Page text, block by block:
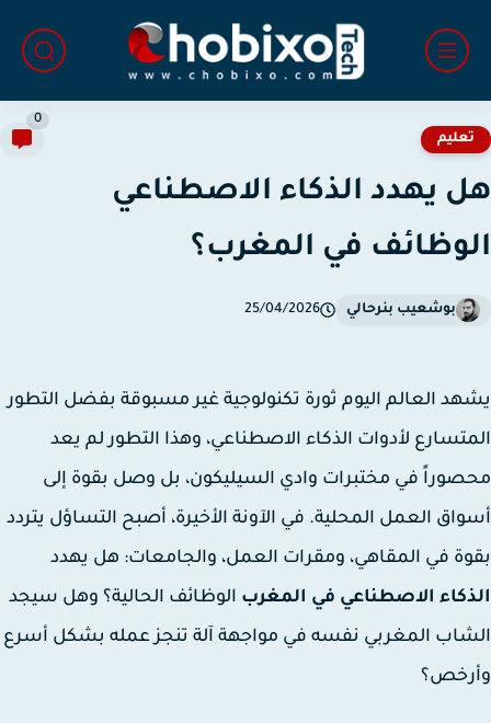
يهدد الذكاء الاصطناعي
في المغرب؟
بوشعيب بنرحالي 25/04/2026
العالم اليوم ثورة تكنولوجية غير مسبوقة بفضل التطور
لأدوات الذكاء الاصطناعي، وهذا التطور لم يعد
في مختبرات وادي السيليكون، بل وصل بقوة إلى
العمل المحلية. في الآونة الأخيرة، أصبح التساؤل يتردد
في المقاهي، ومقرات العمل، والجامعات: هل يهدد
الاصطناعي في المغربالوظائف الحالية؟ وهل سيجد
المغربي نفسه في مواجهة آلة تنجز عمله بشكل أسرع